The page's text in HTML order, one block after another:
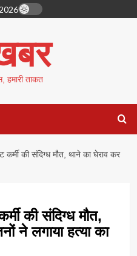
हमारी ताकत
कर्मी की संदिग्ध मौत, थाने का घेराव कर
की संदिग्ध मौत,
ने लगाया हत्या का